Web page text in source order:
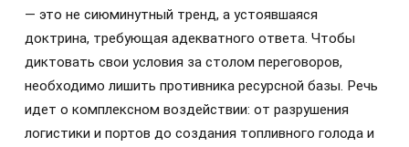
— это не сиюминутный тренд, а устоявшаяся
доктрина, требующая адекватного ответа. Чтобы
диктовать свои условия за столом переговоров,
необходимо лишить противника ресурсной базы. Речь
идет о комплексном воздействии: от разрушения
логистики и портов до создания топливного голода и